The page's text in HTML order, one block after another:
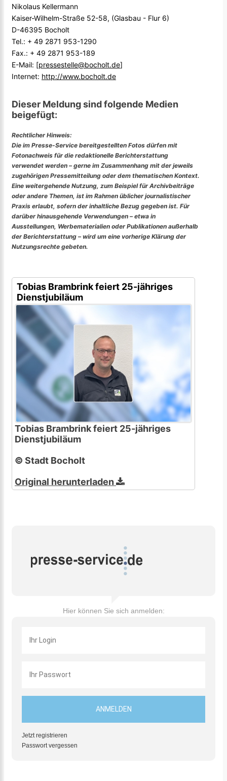
Nikolaus Kellermann
Kaiser-Wilhelm-Straße 52-58, (Glasbau - Flur 6)
D-46395 Bocholt
Tel.: + 49 2871 953-1290
Fax.: + 49 2871 953-189
E-Mail: [pressestelle@bocholt.de]
Internet: http://www.bocholt.de
Dieser Meldung sind folgende Medien
beigefügt:
Rechtlicher Hinweis:
Die im Presse-Service bereitgestellten Fotos dürfen mit
Fotonachweis für die redaktionelle Berichterstattung
verwendet werden – gerne im Zusammenhang mit der jeweils
zugehörigen Pressemitteilung oder dem thematischen Kontext.
Eine weitergehende Nutzung, zum Beispiel für Archivbeiträge
oder andere Themen, ist im Rahmen üblicher journalistischer
Praxis erlaubt, sofern der inhaltliche Bezug gegeben ist. Für
darüber hinausgehende Verwendungen – etwa in
Ausstellungen, Werbematerialien oder Publikationen außerhalb
der Berichterstattung – wird um eine vorherige Klärung der
Nutzungsrechte gebeten.
Tobias Brambrink feiert 25-jähriges
Dienstjubiläum
Tobias Brambrink feiert 25-jähriges
Dienstjubiläum
© Stadt Bocholt
Original herunterladen
Hier können Sie sich anmelden:
Jetzt registrieren
Passwort vergessen